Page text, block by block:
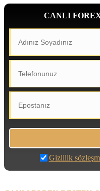
CANLI
Gizlilik